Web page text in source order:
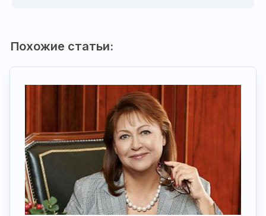
Похожие статьи: